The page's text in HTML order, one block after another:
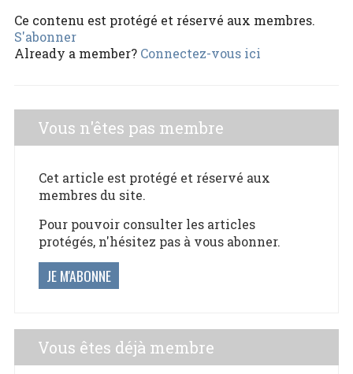
Ce contenu est protégé et réservé aux membres.
S'abonner
Already a member? Connectez-vous ici
Vous n'êtes pas membre
Cet article est protégé et réservé aux
membres du site.
Pour pouvoir consulter les articles
protégés, n'hésitez pas à vous abonner.
JE M'ABONNE
Vous êtes déjà membre